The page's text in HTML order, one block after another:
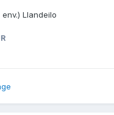
Llandeilo